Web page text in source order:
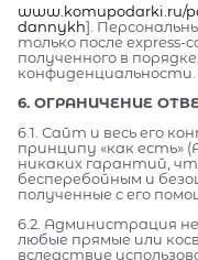
www.komupodarki.ru/
dannykh].
только после express-
полученного в
конфиденциальности.
6. ОГРАНИЧЕНИЕ
6.1. Сайт и весь его
принципу «как есть»
никаких гарантий,
бесперебойным и
полученные с его
6.2. Администрация
любые прямые или
вследствие